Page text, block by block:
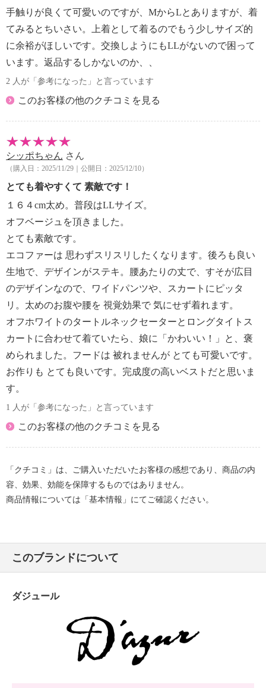
手触りが良くて可愛いのですが、MからLとありますが、着
てみるとちいさい。上着として着るのでもう少しサイズ的
に余裕がほしいです。交換しようにもLLがないので困って
います。返品するしかないのか、、
2 人が「参考になった」と言っています
このお客様の他のクチコミを見る
シッポちゃん さん
（購入日：2025/11/29｜公開日：2025/12/10）
とても着やすくて 素敵です！
１６４cm太め。普段はLLサイズ。
オフベージュを頂きました。
とても素敵です。
エコファーは 思わずスリスリしたくなります。後ろも良い
生地で、デザインがステキ。腰あたりの丈で、すそが広目
のデザインなので、ワイドパンツや、スカートにピッタ
リ。太めのお腹や腰を 視覚効果で 気にせず着れます。
オフホワイトのタートルネックセーターとロングタイトス
カートに合わせて着ていたら、娘に「かわいい！」と、褒
められました。フードは 被れませんが とても可愛いです。
お作りも とても良いです。完成度の高いベストだと思いま
す。
1 人が「参考になった」と言っています
このお客様の他のクチコミを見る
「クチコミ」は、ご購入いただいたお客様の感想であり、商品の内
容、効果、効能を保障するものではありません。
商品情報については「基本情報」にてご確認ください。
このブランドについて
ダジュール